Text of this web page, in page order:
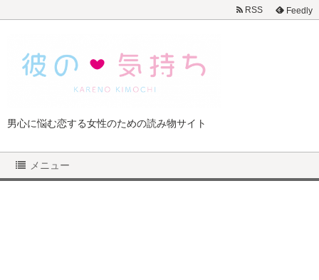
男心に悩む恋する女性のための読み物サイト
メニュー
RSS Feedly